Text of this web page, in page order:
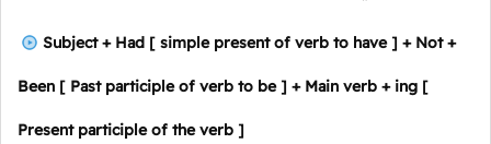
Subject + Had [ simple present of verb to have ] + Not +
Been [ Past participle of verb to be ] + Main verb + ing [
Present participle of the verb ]